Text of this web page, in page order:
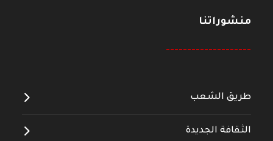
منشوراتنا
--------------------
طريق الشعب
الثقافة الجديدة